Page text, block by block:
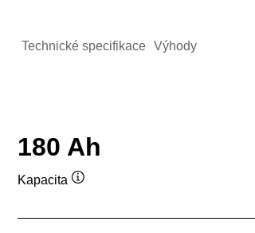
Technické specifikace Výhody
180 Ah
Kapacita